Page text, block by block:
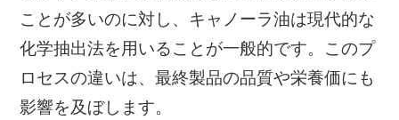
ことが多いのに対し、キャノーラ油は現代的な
化学抽出法を用いることが一般的です。このプ
ロセスの違いは、最終製品の品質や栄養価にも
影響を及ぼします。